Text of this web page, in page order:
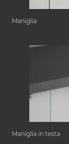
Maniglia
Maniglia in testa